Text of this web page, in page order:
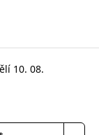
10. 08.